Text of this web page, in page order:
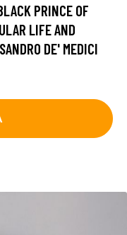
PRINCE OF
LIFE AND
DE' MEDICI